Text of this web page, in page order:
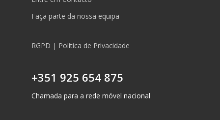
Faça parte da nossa equipa
RGPD | Política de Privacidade
+351 925 654 875
Chamada para a rede móvel nacional